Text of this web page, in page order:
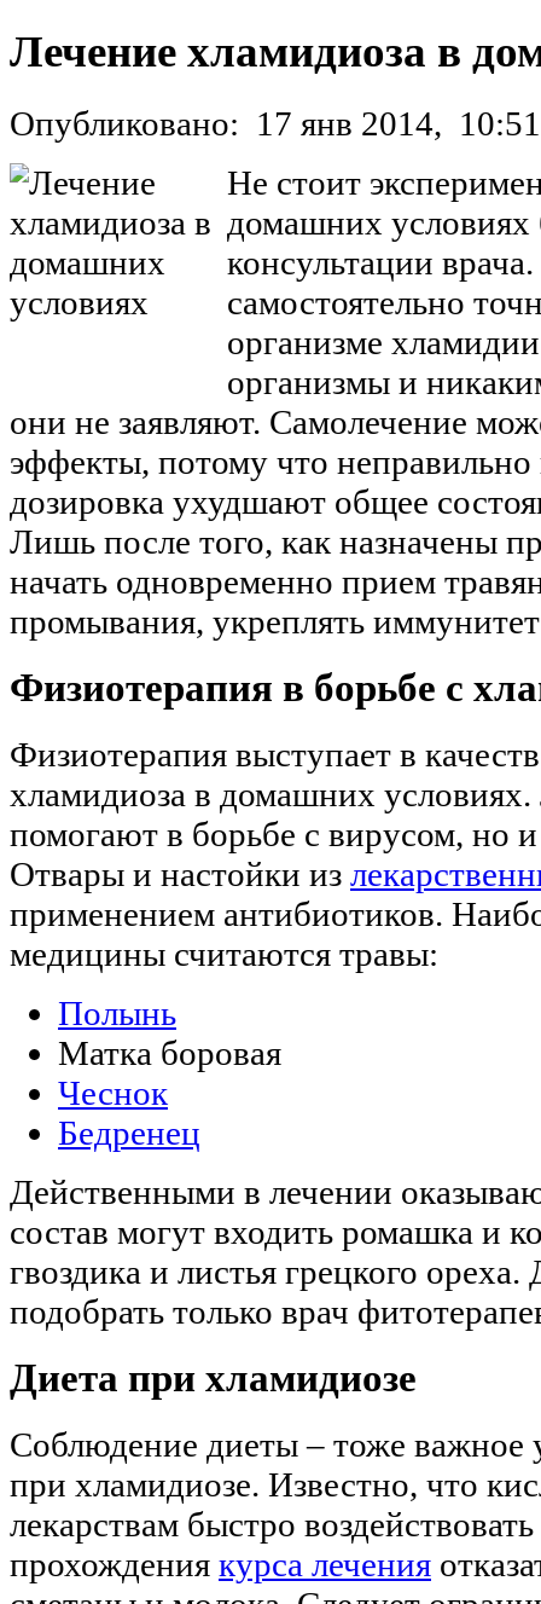
Лечение хламидиоза в
Опубликовано: 17 янв 2014, 10:51
Не стоит
домашних условиях
консультации
самостоятельно
организме
организмы и
они не заявляют. Самолечение
эффекты, потому что
дозировка ухудшают общее
Лишь после того, как назначены
начать одновременно прием
промывания, укреплять
Физиотерапия в борьбе с
Физиотерапия выступает в
хламидиоза в домашних условиях.
помогают в борьбе с вирусом, но
Отвары и настойки из
применением антибиотиков.
медицины считаются травы:
Полынь
Матка боровая
Чеснок
Бедренец
Действенными в лечении
состав могут входить ромашка и
гвоздика и листья грецкого
подобрать только врач
Диета при хламидиозе
Соблюдение диеты – тоже важное
при хламидиозе. Известно, что
лекарствам быстро
прохождения курса лечения